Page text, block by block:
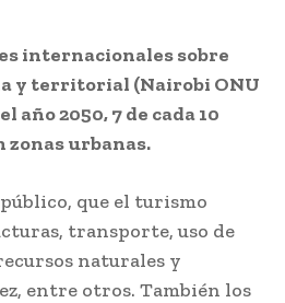
internacionales sobre
y territorial (Nairobi ONU
año 2050, 7 de cada 10
urbanas.
que el turismo
transporte, uso de
naturales y
entre otros. También los